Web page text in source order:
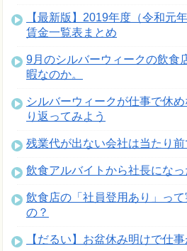
【最新版】2019年度（令和元
賃金一覧表まとめ
9月のシルバーウィークの飲食
暇なのか。
シルバーウィークが仕事で休
り返ってみよう
残業代が出ない会社は当たり
飲食アルバイトから社長にな
飲食店の「社員登用あり」っ
の？
【だるい】お盆休み明けで仕